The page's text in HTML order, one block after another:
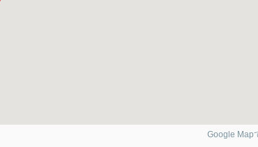
Google Map